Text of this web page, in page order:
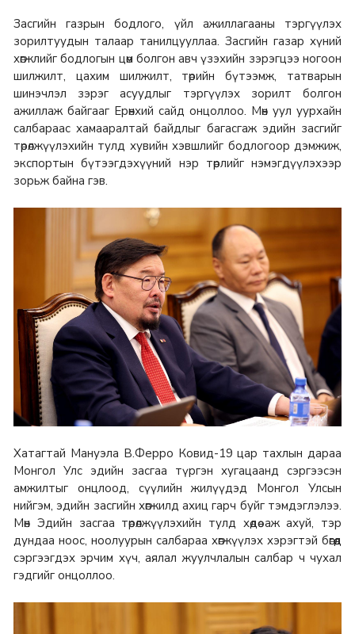
Засгийн газрын бодлого, үйл ажиллагааны тэргүүлэх
зорилтуудын талаар танилцууллаа. Засгийн газар хүний
хөгжлийг бодлогын цөм болгон авч үзэхийн зэрэгцээ ногоон
шилжилт, цахим шилжилт, төрийн бүтээмж, татварын
шинэчлэл зэрэг асуудлыг тэргүүлэх зорилт болгон
ажиллаж байгааг Ерөнхий сайд онцоллоо. Мөн уул уурхайн
салбараас хамааралтай байдлыг багасгаж эдийн засгийг
төрөлжүүлэхийн тулд хувийн хэвшлийг бодлогоор дэмжиж,
экспортын бүтээгдэхүүний нэр төрлийг нэмэгдүүлэхээр
зорьж байна гэв.
Хатагтай Мануэла В.Ферро Ковид-19 цар тахлын дараа
Монгол Улс эдийн засгаа түргэн хугацаанд сэргээсэн
амжилтыг онцлоод, сүүлийн жилүүдэд Монгол Улсын
нийгэм, эдийн засгийн хөгжилд ахиц гарч буйг тэмдэглэлээ.
Мөн Эдийн засгаа төрөлжүүлэхийн тулд хөдөө аж ахуй, тэр
дундаа ноос, ноолуурын салбараа хөгжүүлэх хэрэгтэй бөгөөд
сэргээгдэх эрчим хүч, аялал жуулчлалын салбар ч чухал
гэдгийг онцоллоо.